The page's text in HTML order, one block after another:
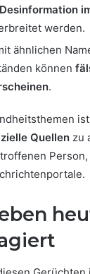
Desinformation
werden.
ähnlichen
können
.
Quellen zu